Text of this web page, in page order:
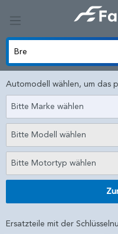
Automodell wählen, um das
Bitte Marke wählen
Bitte Modell wählen
Bitte Motortyp wählen
Ersatzteile mit der